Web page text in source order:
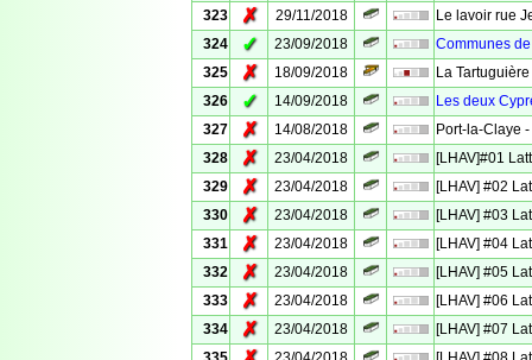
323
✗ 29/11/2018
Le lavoir rue
324
✓ 23/09/2018
Communes
325
✗ 18/09/2018
La Tartuguière
326
✓ 14/09/2018
Les deux
327
✗ 14/08/2018
Port-la-Claye
328
✗ 23/04/2018
[LHAV]#01
329
✗ 23/04/2018
[LHAV] #02
330
✗ 23/04/2018
[LHAV] #03
331
✗ 23/04/2018
[LHAV] #04
332
✗ 23/04/2018
[LHAV] #05
333
✗ 23/04/2018
[LHAV] #06
334
✗ 23/04/2018
[LHAV] #07